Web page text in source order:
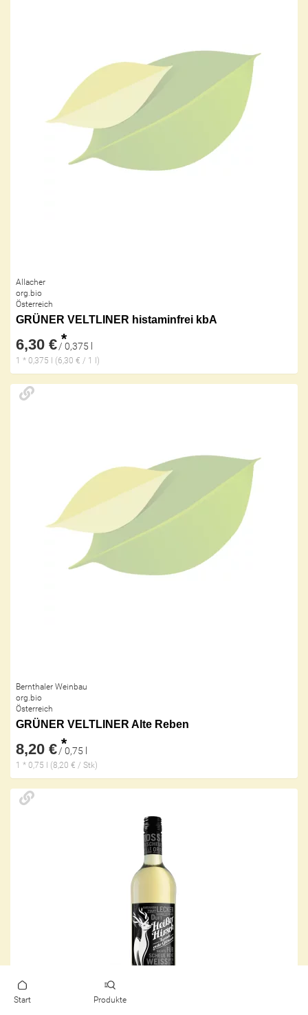
Allacher
org.bio
Österreich
GRÜNER VELTLINER histaminfrei kbA
6,30 € *
/ 0,375 l
1 * 0,375 l (6,30 € / 1 l)
Bernthaler Weinbau
org.bio
Österreich
GRÜNER VELTLINER Alte Reben
8,20 € *
/ 0,75 l
1 * 0,75 l (8,20 € / Stk)
Start Produkte